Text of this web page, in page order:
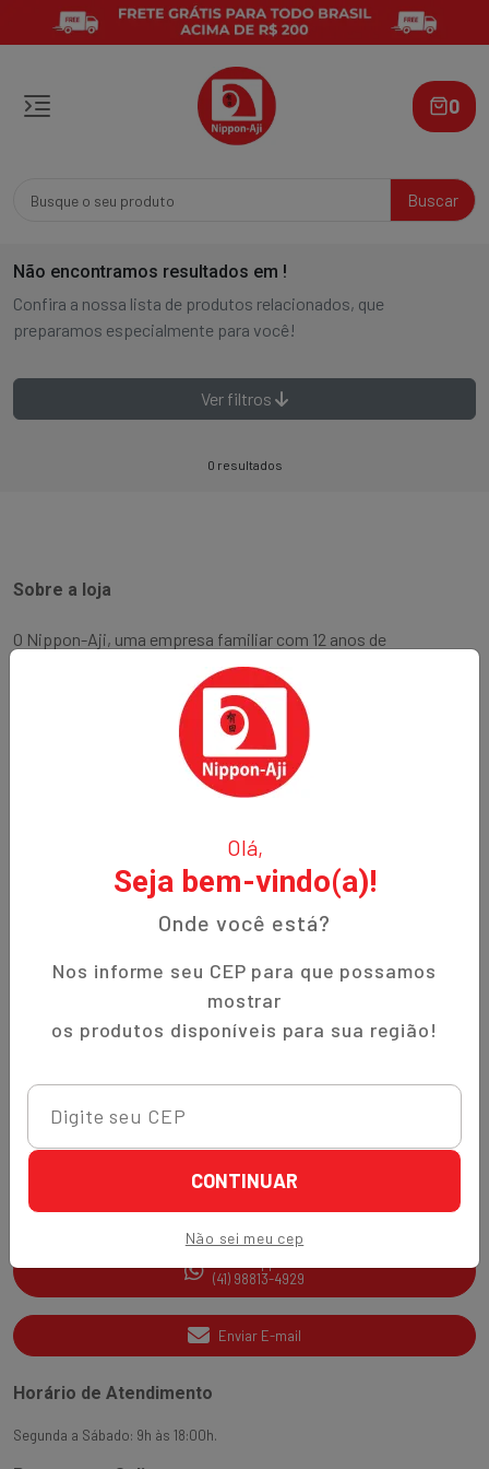
Olá,
Seja bem-vindo(a)!
Onde você está?
Nos informe seu CEP para que possamos
mostrar
os produtos disponíveis para sua região!
CONTINUAR
Não sei meu cep
Buscar
0
Não encontramos resultados em !
Confira a nossa lista de produtos relacionados, que
preparamos especialmente para você!
Ver filtros
0 resultados
Sobre a loja
O Nippon-Aji, uma empresa familiar com 12 anos de
experiência, é especializada em produtos orientais e naturais.
Fundada no bairro Bigorrilho em Curitiba, temos o
compromisso de oferecer aos nossos clientes qualidade,
preços justos e um atendimento excepcional. Descubra a
autenticidade e a tradição em cada produto!
Termos de Uso
Política de Privacidade
Trocas e Devoluções
Nippon-Aji App
Ajuda e Suporte
SAC
(41) 3538-2177
(41) 98813-4929
Enviar E-mail
Horário de Atendimento
Segunda a Sábado: 9h às 18:00h.